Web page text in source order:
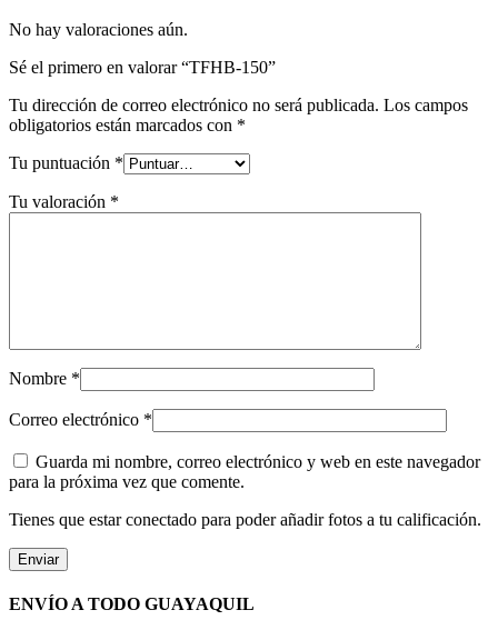
No hay valoraciones aún.
Sé el primero en valorar “TFHB-150”
Tu dirección de correo electrónico no será publicada. Los campos
obligatorios están marcados con *
Tu puntuación *
Tu valoración *
Nombre *
Correo electrónico *
Guarda mi nombre, correo electrónico y web en este navegador
para la próxima vez que comente.
Tienes que estar conectado para poder añadir fotos a tu calificación.
ENVÍO A TODO GUAYAQUIL